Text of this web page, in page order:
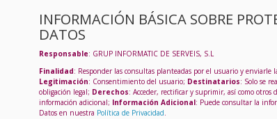
INFORMACIÓN BÁSICA SOBRE
DATOS
Responsable: GRUP INFORMATIC DE SERVEIS, S.L
Finalidad: Responder las consultas planteadas por el usuario y enviarle
Legitimación: Consentimiento del usuario; Destinatarios: Solo se
obligación legal; Derechos: Acceder, rectificar y suprimir, así como otros
información adicional; Información Adicional: Puede consultar la
Datos en nuestra Política de Privacidad.